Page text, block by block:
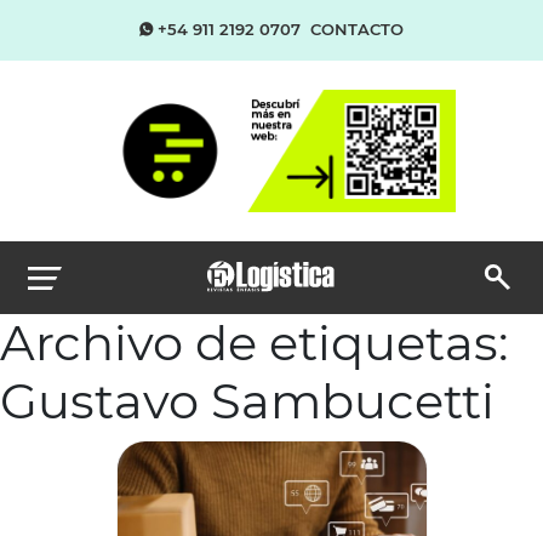
+54 911 2192 0707 CONTACTO
Archivo de etiquetas:
Gustavo Sambucetti